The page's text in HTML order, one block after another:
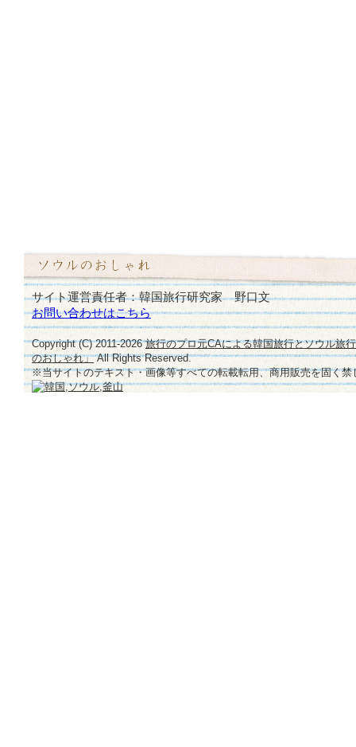
サイト運営責任者：韓国旅行研究家 野口文
お問い合わせはこちら
Copyright (C) 2011-2026旅行のプロ元CAによる韓国旅行とソウル旅
のおしゃれ」All Rights Reserved.
※当サイトのテキスト・画像等すべての転載転用、商用販売を固く禁